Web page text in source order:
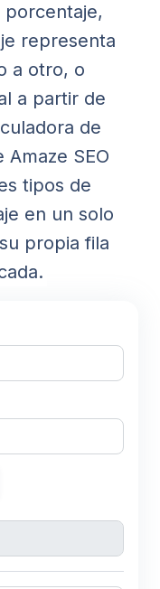
porcentaje,
representa
a otro, o
a partir de
de
SEO
tipos de
en un solo
propia fila